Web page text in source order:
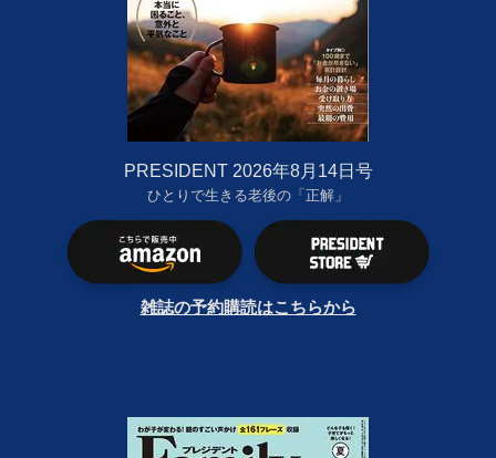
PRESIDENT 2026年8月14日号
ひとりで生きる老後の「正解」
雑誌の予約購読はこちらから